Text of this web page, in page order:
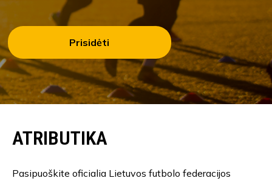
Prisidėti
ATRIBUTIKA
Pasipuoškite oficialia Lietuvos futbolo federacijos